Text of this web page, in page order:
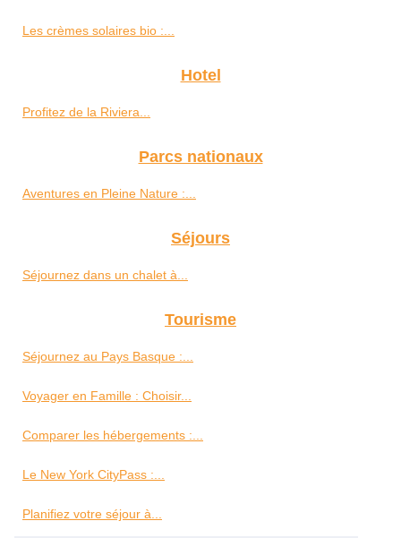
Les crèmes solaires bio :...
Hotel
Profitez de la Riviera...
Parcs nationaux
Aventures en Pleine Nature :...
Séjours
Séjournez dans un chalet à...
Tourisme
Séjournez au Pays Basque :...
Voyager en Famille : Choisir...
Comparer les hébergements :...
Le New York CityPass :...
Planifiez votre séjour à...